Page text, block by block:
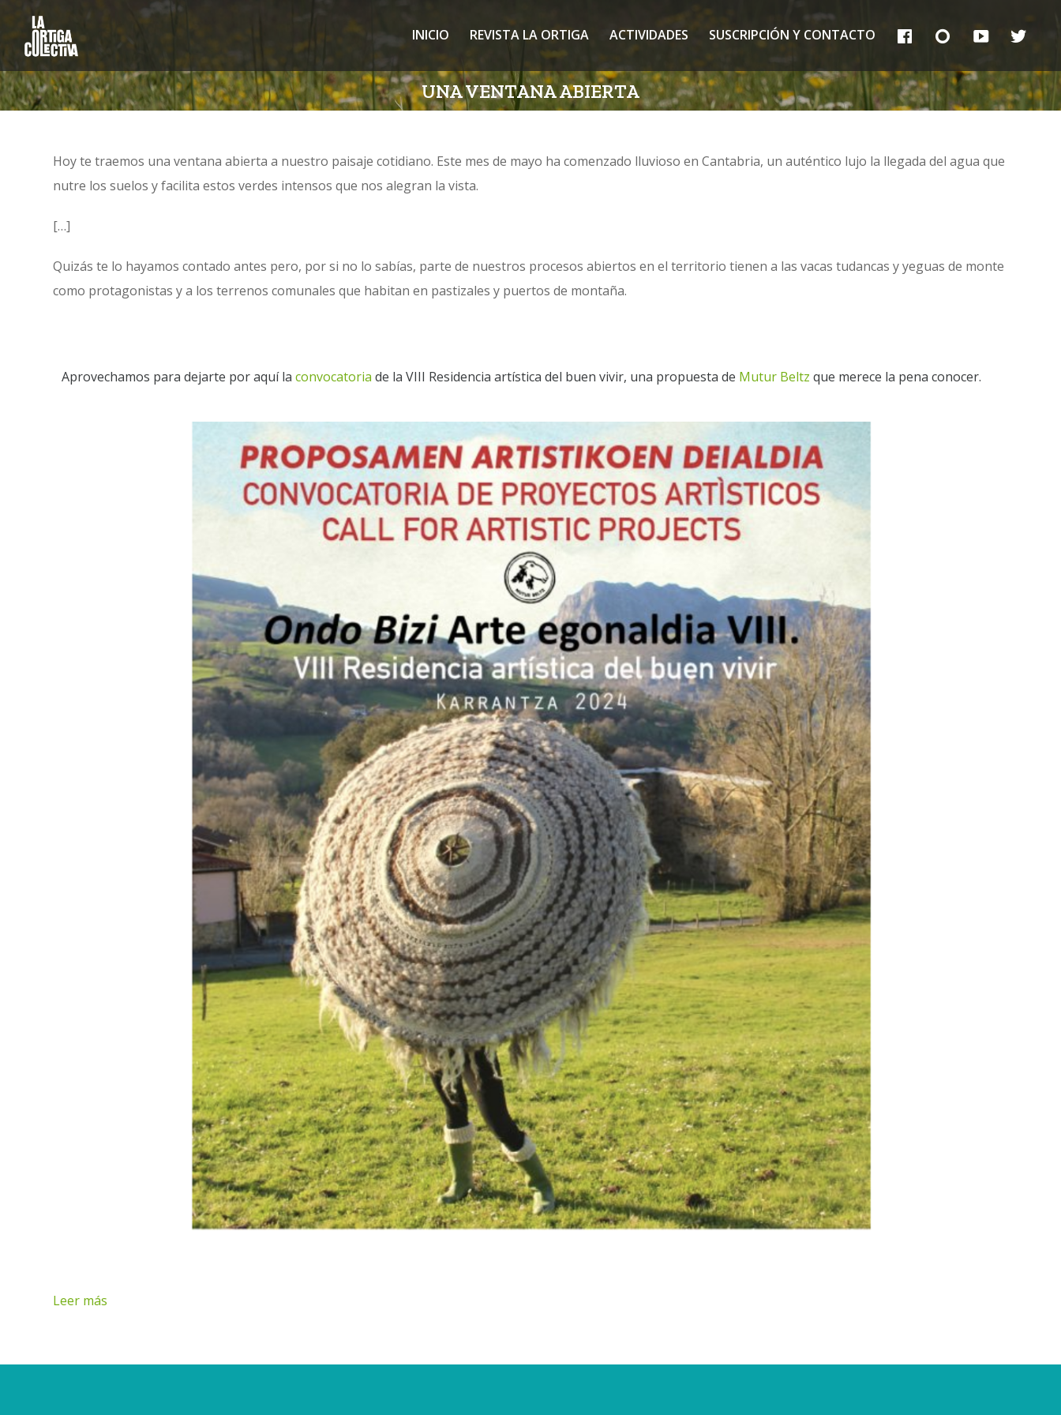
INICIO REVISTA LA ORTIGA ACTIVIDADES SUSCRIPCIÓN Y CONTACTO YT
UNA VENTANA ABIERTA
Hoy te traemos una ventana abierta a nuestro paisaje cotidiano. Este mes de mayo ha comenzado lluvioso en Cantabria, un auténtico lujo la llegada del agua que
nutre los suelos y facilita estos verdes intensos que nos alegran la vista.
[…]
Quizás te lo hayamos contado antes pero, por si no lo sabías, parte de nuestros procesos abiertos en el territorio tienen a las vacas tudancas y yeguas de monte
como protagonistas y a los terrenos comunales que habitan en pastizales y puertos de montaña.
Aprovechamos para dejarte por aquí la convocatoria de la VIII Residencia artística del buen vivir, una propuesta de Mutur Beltz que merece la pena conocer.
Leer más